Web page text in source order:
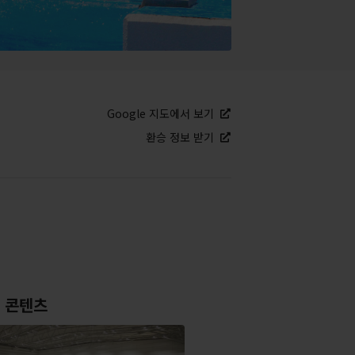
Google 지도에서 보기
환승 정보 받기
텐츠